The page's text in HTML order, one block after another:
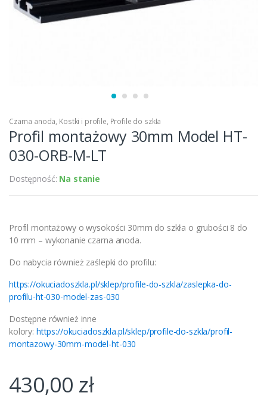
Czarna anoda, Kostki i profile, Profile do szkła
Profil montażowy 30mm Model HT-
030-ORB-M-LT
Dostępność: Na stanie
Profil montażowy o wysokości 30mm do szkła o grubości 8 do
10 mm – wykonanie czarna anoda.
Do nabycia również zaślepki do profilu:
https://okuciadoszkla.pl/sklep/profile-do-szkla/zaslepka-do-
profilu-ht-030-model-zas-030
Dostępne również inne
kolory: https://okuciadoszkla.pl/sklep/profile-do-szkla/profil-
montazowy-30mm-model-ht-030
430,00 zł